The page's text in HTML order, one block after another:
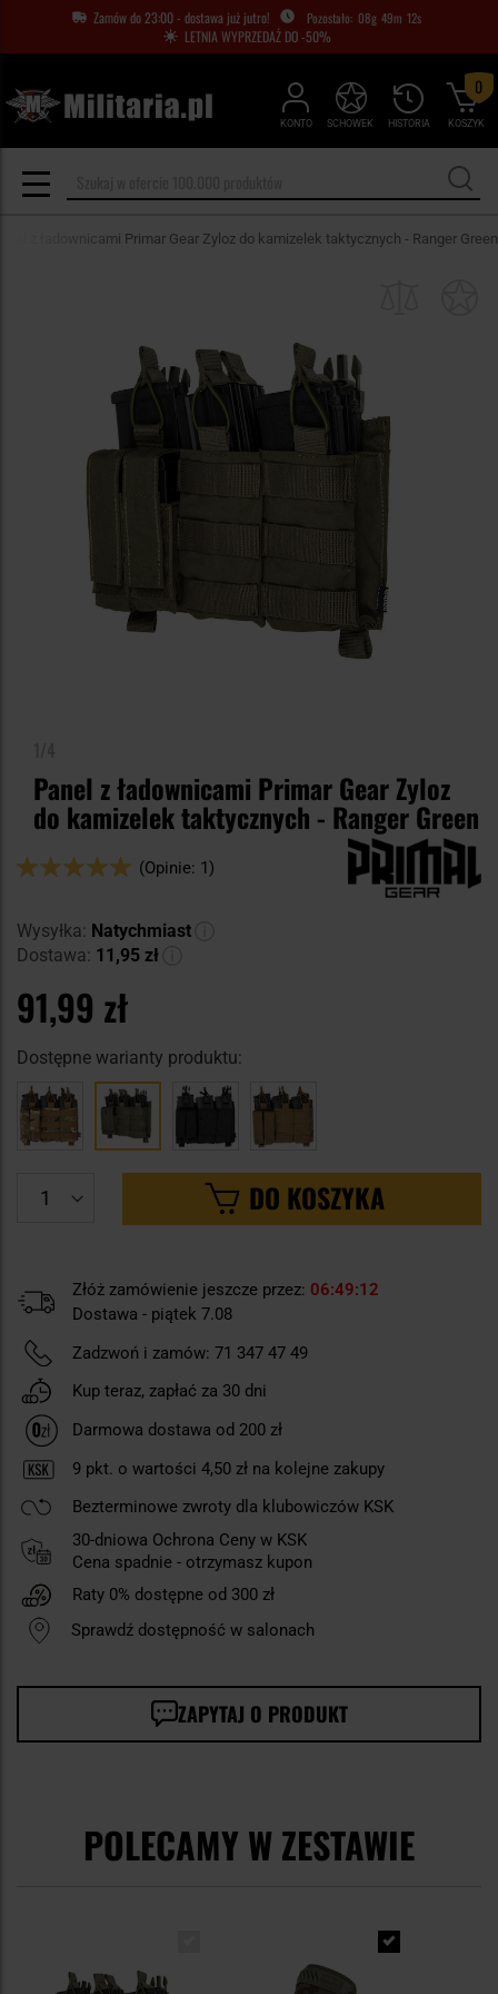
Zamów do 23:00 - dostawa już jutro! 08g 49m 11s
LETNIA WYPRZEDAŻ DO -50%
KONTO HISTORIA
SCHOWEK KOSZYK
0
z ładownicami Primar Gear Zyloz do kamizelek taktycznych - Ranger Green
Panel z ładownicami Primar Gear Zyloz
do kamizelek taktycznych - Ranger Green
Ocena:
(Opinie: 1)
Wysyłka: Natychmiast
Dostawa: 11,95 zł
91,99 zł
Dostępne warianty produktu:
DO KOSZYKA
Złóż zamówienie jeszcze przez: 06 49 11
Dostawa - piątek 7.08
Zadzwoń i zamów: 71 347 47 49
Kup teraz, zapłać za 30 dni
Darmowa dostawa od 200 zł
9 pkt. o wartości 4,50 zł na kolejne zakupy
Bezterminowe zwroty dla klubowiczów KSK
30-dniowa Ochrona Ceny w KSK
Cena spadnie - otrzymasz kupon
Raty 0% dostępne od 300 zł
Sprawdź dostępność w salonach
ZAPYTAJ O PRODUKT
POLECAMY W ZESTAWIE